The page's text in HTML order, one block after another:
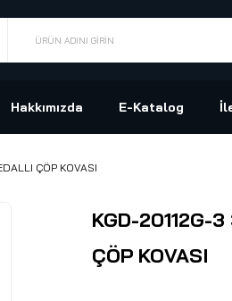
ÜRÜN ADINI GIRIN
Hakkımızda E-Katalog
ÇÖP KOVASI
KGD-20112G-
ÇÖP KOVASI